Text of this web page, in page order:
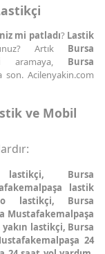
mi patladı? Lastik
Artık Bursa
aramaya, Bursa
son. Acilenyakin.com
ve Mobil
lastikçi, Bursa
lastik
lastikçi, Bursa
Mustafakemalpaşa
lastikçi, Bursa
24